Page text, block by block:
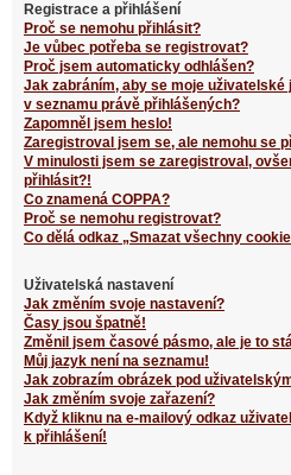
Registrace a přihlášení
Proč se nemohu přihlásit?
Je vůbec potřeba se registrovat?
Proč jsem automaticky odhlášen?
Jak zabráním, aby se moje uživatelské
v seznamu právě přihlášených?
Zapomněl jsem heslo!
Zaregistroval jsem se, ale nemohu se
V minulosti jsem se zaregistroval,
přihlásit?!
Co znamená COPPA?
Proč se nemohu registrovat?
Co dělá odkaz „Smazat všechny
Uživatelská nastavení
Jak změním svoje nastavení?
Časy jsou špatně!
Změnil jsem časové pásmo, ale je to
Můj jazyk není na seznamu!
Jak zobrazím obrázek pod
Jak změním svoje zařazení?
Když kliknu na e-mailový odkaz
k přihlášení!